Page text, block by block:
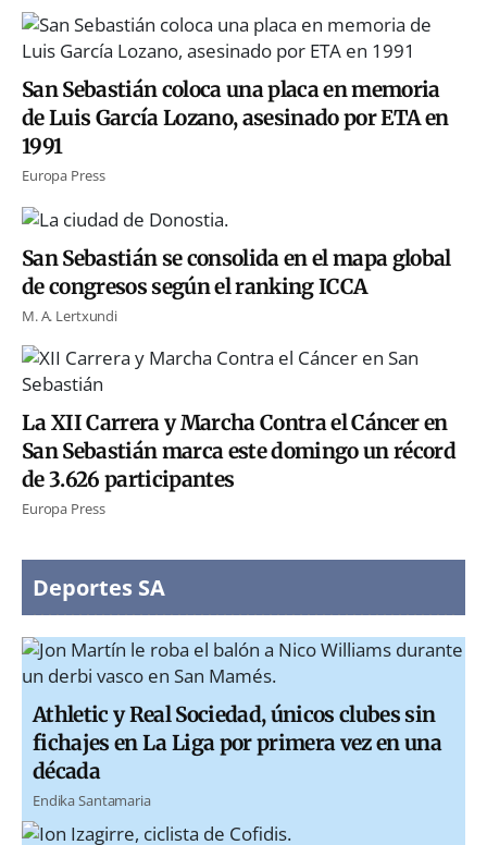
San Sebastián coloca una placa en memoria
de Luis García Lozano, asesinado por ETA en
1991
Europa Press
San Sebastián se consolida en el mapa global
de congresos según el ranking ICCA
M. A. Lertxundi
La XII Carrera y Marcha Contra el Cáncer en
San Sebastián marca este domingo un récord
de 3.626 participantes
Europa Press
Deportes SA
Athletic y Real Sociedad, únicos clubes sin
fichajes en La Liga por primera vez en una
década
Endika Santamaria